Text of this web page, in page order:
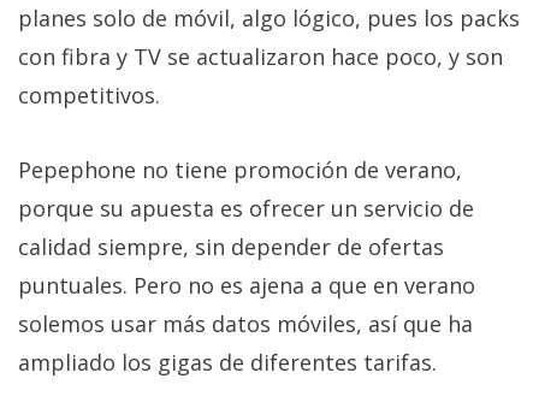
planes solo de móvil, algo lógico, pues los packs
con fibra y TV se actualizaron hace poco, y son
competitivos.
Pepephone no tiene promoción de verano,
porque su apuesta es ofrecer un servicio de
calidad siempre, sin depender de ofertas
puntuales. Pero no es ajena a que en verano
solemos usar más datos móviles, así que ha
ampliado los gigas de diferentes tarifas.